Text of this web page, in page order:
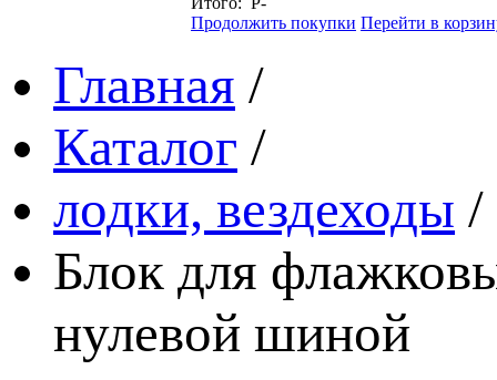
Продолжить покупки Перейти в
Главная /
Каталог /
лодки, вездеходы /
Блок для
нулевой шиной